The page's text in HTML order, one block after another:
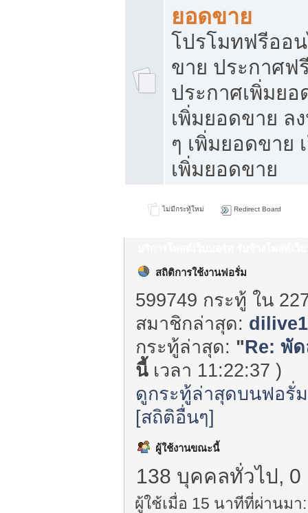
ยอดขาย
โปรโมทฟรีออ
ขาย ประกาศฟ
ประกาศเพิ่มย
เพิ่มยอดขาย ล
ๆ เพิ่มยอดขาย
เพิ่มยอดขาย
ไม่มีกระทู้ใหม่ Redirect Board
สถิติการใช้งานฟอรั่ม
599749 กระทู้ ใน
สมาชิกล่าสุด:
กระทู้ล่าสุด: "Re: พั
นี้เวลา 11:22:37 )
ดูกระทู้ล่าสุดบนฟอรั่ม
[สถิติอื่นๆ]
ผู้ใช้งานขณะนี้
138 บุคคลทั่วไป, 0
ผู้ใช้เมื่อ 15 นาทีที่ผ่านมา: